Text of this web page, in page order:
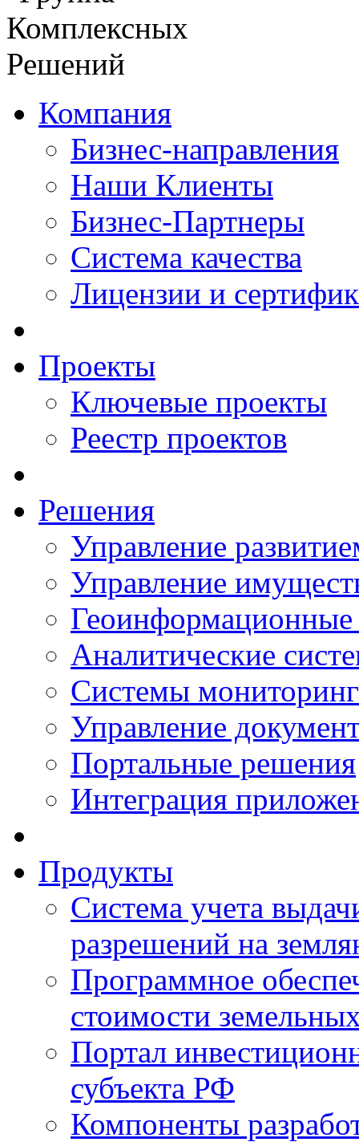
Компания
Бизнес-направления
Наши Клиенты
Бизнес-Партнеры
Система качества
Лицензии и
Проекты
Ключевые проекты
Реестр проектов
Решения
Управление
Управление
Аналитические
Системы
Управление
Портальные решения
Интеграция
Продукты
Система учета
разрешений на
Программное
стоимости
Портал
субъекта РФ
Компоненты